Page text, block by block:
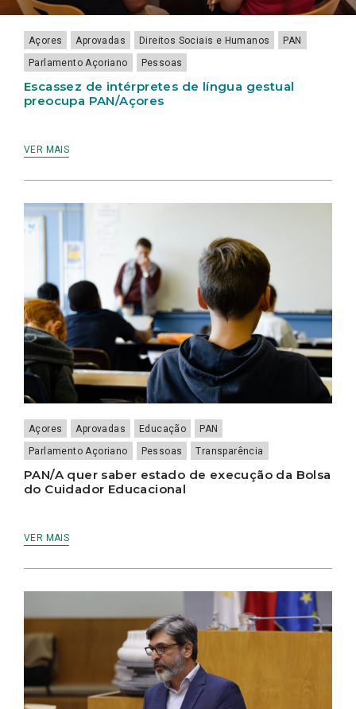
Açores Aprovadas Direitos Sociais e Humanos
PAN
Parlamento Açoriano
Pessoas
Escassez de intérpretes de língua gestual
preocupa PAN/Açores
VER MAIS
Açores Aprovadas Educação
PAN
Parlamento Açoriano
Pessoas Transparência
PAN/A quer saber estado de execução da Bolsa
do Cuidador Educacional
VER MAIS
LAMEIRINHO